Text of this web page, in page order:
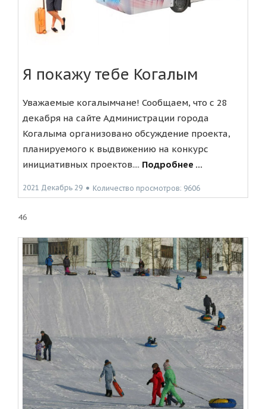
Я покажу тебе Когалым
Уважаемые когалымчане! Сообщаем, что с 28
декабря на сайте Администрации города
Когалыма организовано обсуждение проекта,
планируемого к выдвижению на конкурс
инициативных проектов.... Подробнее ...
2021 Декабрь 29 ● Количество просмотров: 9606
46